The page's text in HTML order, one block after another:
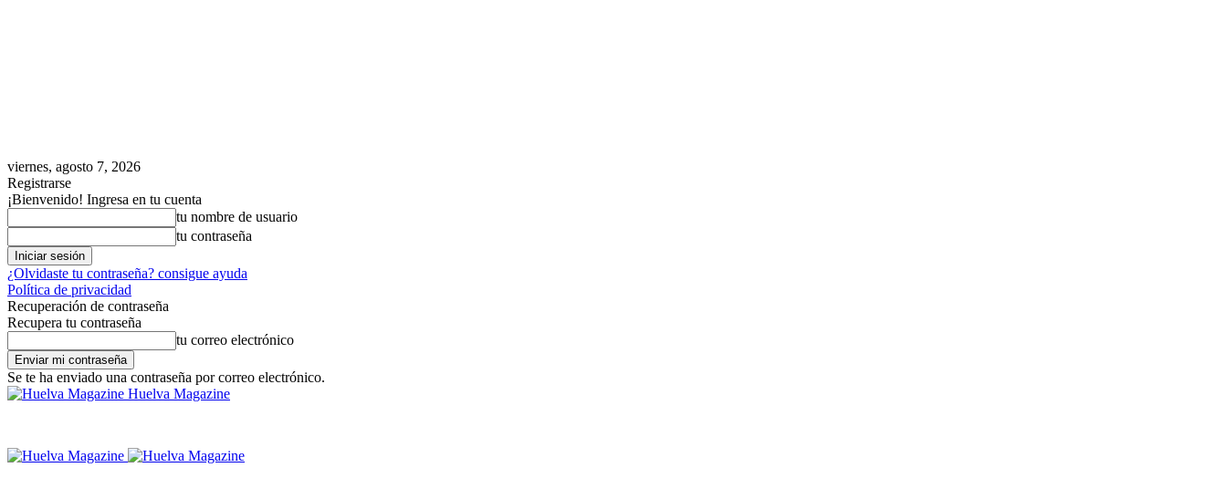
viernes, agosto 7, 2026
Registrarse
¡Bienvenido! Ingresa en tu cuenta
tu nombre de usuario
tu contraseña
¿Olvidaste tu contraseña? consigue ayuda
Política de privacidad
Recuperación de contraseña
Recupera tu contraseña
tu correo electrónico
Se te ha enviado una contraseña por correo electrónico.
Huelva Magazine